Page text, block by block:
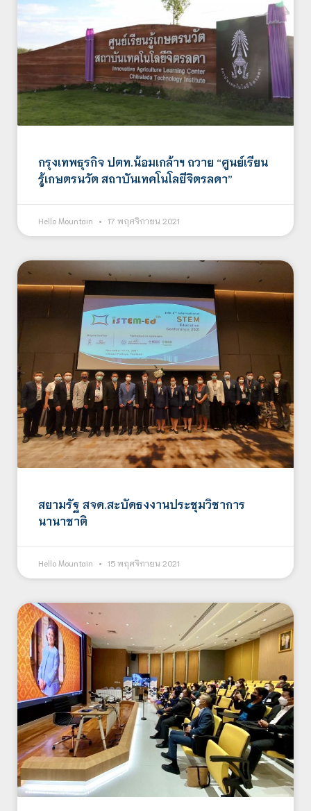
กรุงเทพธุรกิจ ปตท.น้อมเกล้าฯ ถวาย “ศูนย์เรียน
รู้เกษตรนวัต สถาบันเทคโนโลยีจิตรลดา”
Hello Mountain 17 พฤศจิกายน 2021
สยามรัฐ สจด.สะบัดธงงานประชุมวิชาการ
นานาชาติ
Hello Mountain 15 พฤศจิกายน 2021